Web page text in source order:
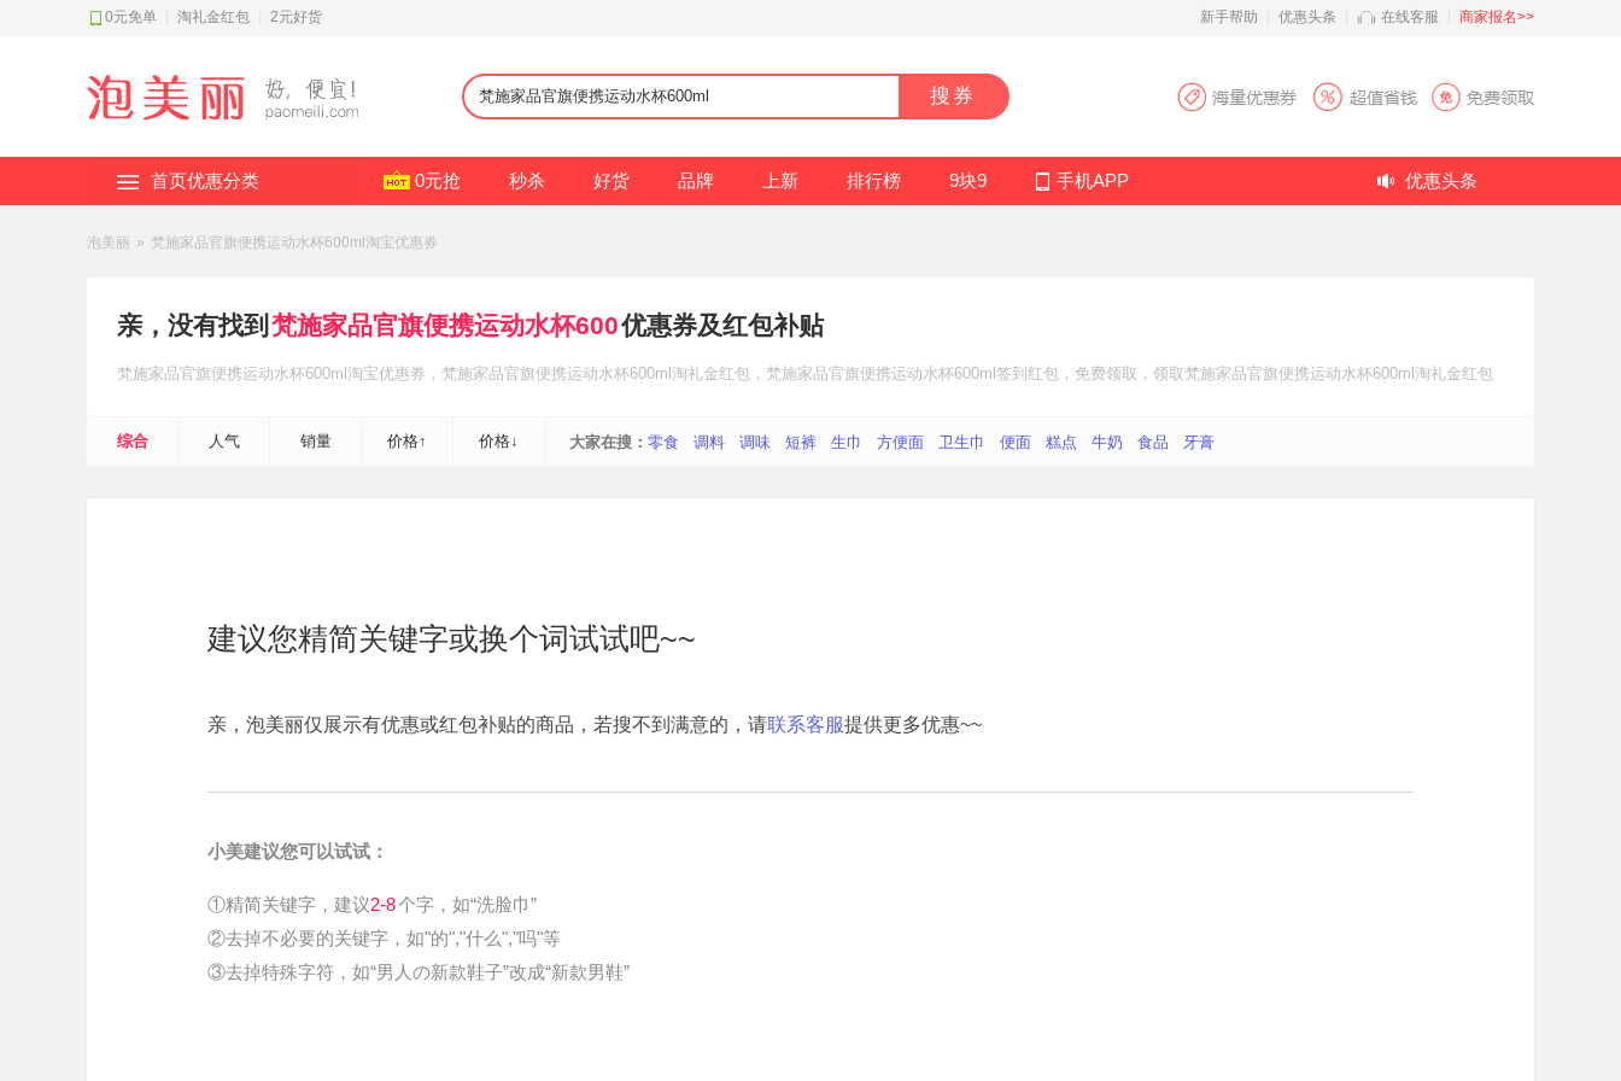
0元免单 淘礼金红包 2元好货 新手帮助 优惠头条 在线客服 商家报名>>
搜券
首页优惠分类 0元抢 秒杀 好货 品牌 上新 排行榜 9块9 手机APP 优惠头条
泡美丽 » 梵施家品官旗便携运动水杯600ml淘宝优惠券
亲，没有找到 梵施家品官旗便携运动水杯600优惠券及红包补贴
梵施家品官旗便携运动水杯600ml 淘宝优惠券 ，梵施家品官旗便携运动水杯600ml 淘礼金红包 ，梵施家品官旗便携运动水杯600ml 签到红包 ，免费领取，领取梵施家品官旗便携运动水杯600ml 淘礼金红包
综合 人气 销量 价格↑ 价格↓ 大家在搜： 零食 调料 调味 短裤 生巾 方便面 卫生巾 便面 糕点 牛奶 食品 牙膏
建议您精简关键字或换个词试试吧~~
亲，泡美丽仅展示有优惠或红包补贴的商品，若搜不到满意的，请联系客服提供更多优惠~~
小美建议您可以试试：
①精简关键字，建议2-8个字，如“洗脸巾”
②去掉不必要的关键字，如"的","什么","吗"等
③去掉特殊字符，如“男人の新款鞋子”改成“新款男鞋”